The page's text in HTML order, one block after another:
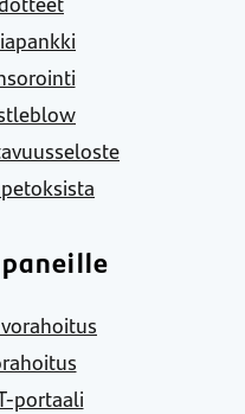
portaali